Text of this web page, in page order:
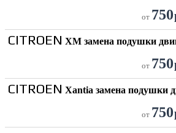
от 750
CITROEN XM замена подушки
от 750
CITROEN Xantia замена подушки
от 750